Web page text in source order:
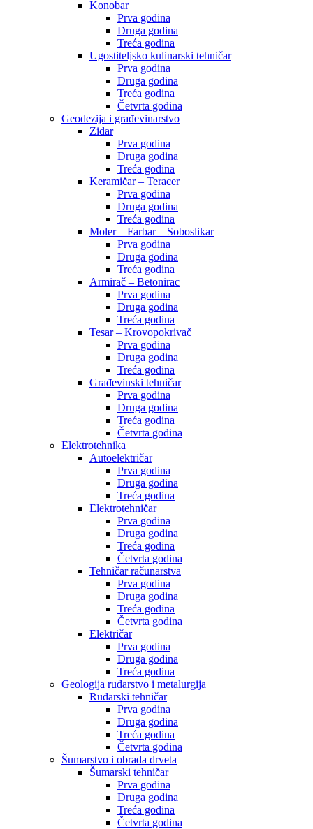
Konobar
Prva godina
Druga godina
Treća godina
Ugostiteljsko kulinarski tehničar
Prva godina
Druga godina
Treća godina
Četvrta godina
Geodezija i građevinarstvo
Zidar
Prva godina
Druga godina
Treća godina
Keramičar – Teracer
Prva godina
Druga godina
Treća godina
Moler – Farbar – Soboslikar
Prva godina
Druga godina
Treća godina
Armirač – Betonirac
Prva godina
Druga godina
Treća godina
Tesar – Krovopokrivač
Prva godina
Druga godina
Treća godina
Građevinski tehničar
Prva godina
Druga godina
Treća godina
Četvrta godina
Elektrotehnika
Autoelektričar
Prva godina
Druga godina
Treća godina
Elektrotehničar
Prva godina
Druga godina
Treća godina
Četvrta godina
Tehničar računarstva
Prva godina
Druga godina
Treća godina
Četvrta godina
Električar
Prva godina
Druga godina
Treća godina
Geologija rudarstvo i metalurgija
Rudarski tehničar
Prva godina
Druga godina
Treća godina
Četvrta godina
Šumarstvo i obrada drveta
Šumarski tehničar
Prva godina
Druga godina
Treća godina
Četvrta godina